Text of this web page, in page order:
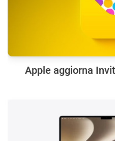
Apple aggiorna